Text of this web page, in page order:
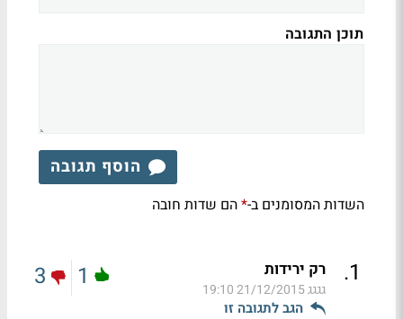
תוכן התגובה
הוסף תגובה
השדות המסומנים ב-*הם שדות חובה
1
. רק ירידות
גגגג21/12/2015 19:10
הגב לתגובה זו
1
3